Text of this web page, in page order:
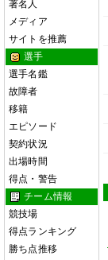
著名人
メディア
サイトを推薦
選手
選手名鑑
故障者
移籍
エピソード
契約状況
出場時間
得点・警告
チーム情報
競技場
得点ランキング
勝ち点推移